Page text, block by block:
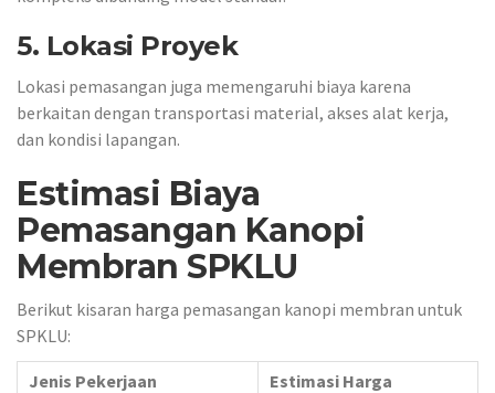
5. Lokasi Proyek
Lokasi pemasangan juga memengaruhi biaya karena
berkaitan dengan transportasi material, akses alat kerja,
dan kondisi lapangan.
Estimasi Biaya
Pemasangan Kanopi
Membran SPKLU
Berikut kisaran harga pemasangan kanopi membran untuk
SPKLU:
Jenis Pekerjaan
Estimasi Harga